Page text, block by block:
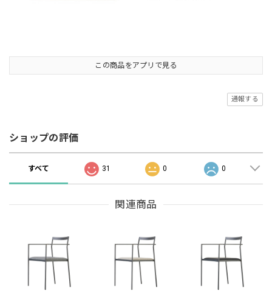
この商品をアプリで見る
通報する
ショップの評価
すべて 31 0 0
関連商品